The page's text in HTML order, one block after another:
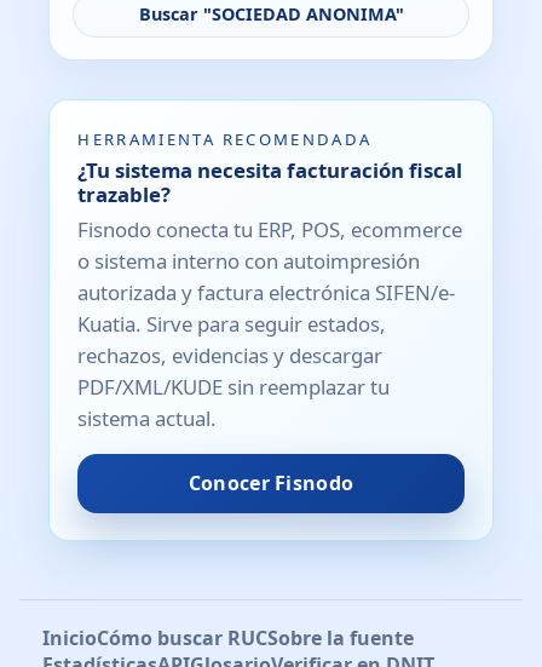
Buscar "SOCIEDAD ANONIMA"
HERRAMIENTA RECOMENDADA
¿Tu sistema necesita facturación fiscal
trazable?
Fisnodo conecta tu ERP, POS, ecommerce
o sistema interno con autoimpresión
autorizada y factura electrónica SIFEN/e-
Kuatia. Sirve para seguir estados,
rechazos, evidencias y descargar
PDF/XML/KUDE sin reemplazar tu
sistema actual.
Conocer Fisnodo
InicioCómo buscar RUCSobre la fuente